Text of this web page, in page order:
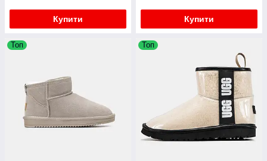
Купити Купити
Топ Топ